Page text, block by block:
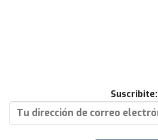
Suscribite: